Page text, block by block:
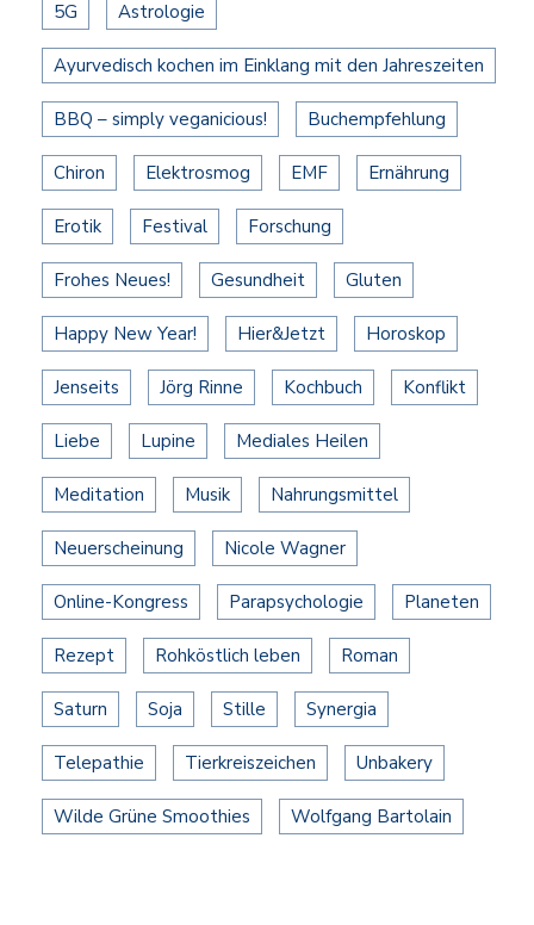
5G Astrologie
Ayurvedisch kochen im Einklang mit den Jahreszeiten
BBQ – simply veganicious! Buchempfehlung
Chiron Elektrosmog EMF Ernährung
Erotik Festival Forschung
Frohes Neues! Gesundheit Gluten
Happy New Year! Hier&Jetzt Horoskop
Jenseits Jörg Rinne Kochbuch Konflikt
Liebe Lupine Mediales Heilen
Meditation Musik Nahrungsmittel
Neuerscheinung Nicole Wagner
Online-Kongress Parapsychologie Planeten
Rezept Rohköstlich leben Roman
Saturn Soja Stille Synergia
Telepathie Tierkreiszeichen Unbakery
Wilde Grüne Smoothies Wolfgang Bartolain